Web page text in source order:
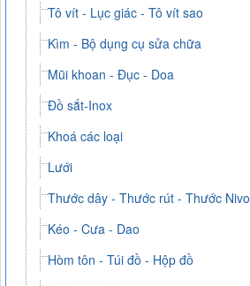
Tô vít - Lục giác - Tô vít sao
Kìm - Bộ dụng cụ sửa chữa
Mũi khoan - Đục - Doa
Đồ sắt-Inox
Khoá các loại
Lưới
Thước dây - Thước rút - Thước Nivo
Kéo - Cưa - Dao
Hòm tôn - Túi đồ - Hộp đồ